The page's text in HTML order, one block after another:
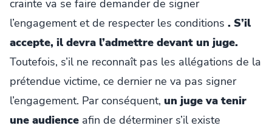
crainte va se faire demander de signer
l’engagement et de respecter les conditions . S’il
accepte, il devra l’admettre devant un juge.
Toutefois, s’il ne reconnaît pas les allégations de la
prétendue victime, ce dernier ne va pas signer
l’engagement. Par conséquent, un juge va tenir
une audience afin de déterminer s’il existe